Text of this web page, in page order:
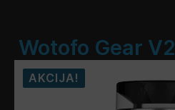
Wotofo Gear
AKCIJA!